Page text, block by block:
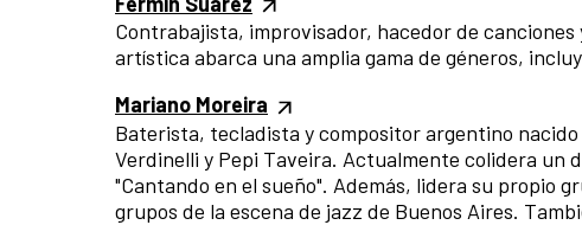
Contrabajista, improvisador, hacedor de
artística abarca una amplia gama de géneros,
Mariano Moreira
Baterista, tecladista y compositor argentino
Verdinelli y Pepi Taveira. Actualmente colidera un
"Cantando en el sueño". Además, lidera su propio
grupos de la escena de jazz de Buenos Aires.